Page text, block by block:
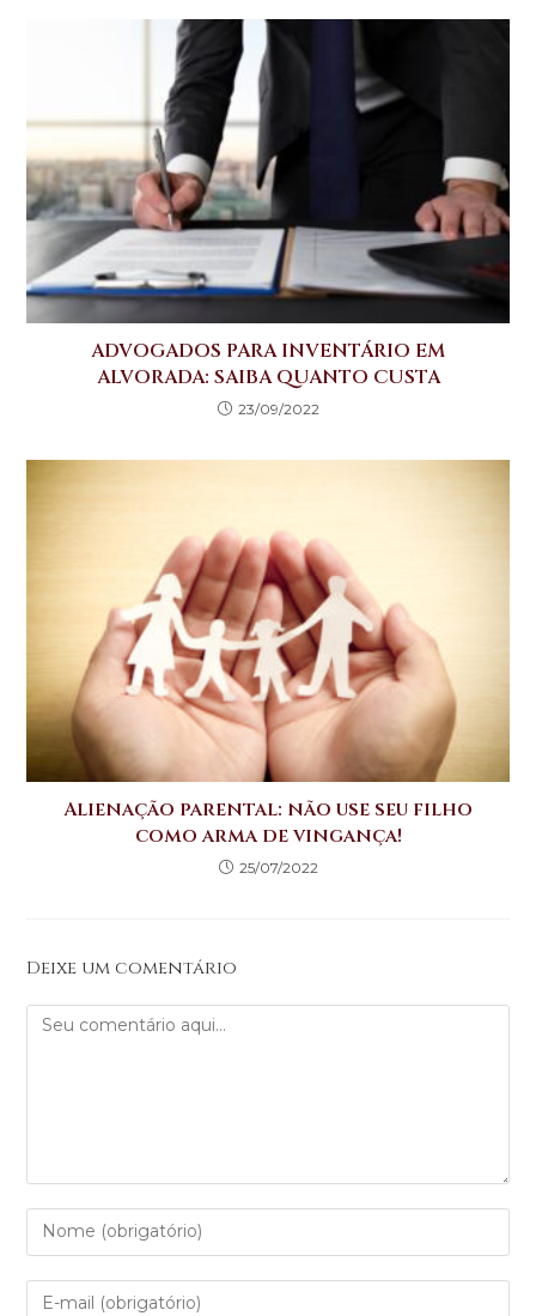
ADVOGADOS PARA INVENTÁRIO EM
ALVORADA: SAIBA QUANTO CUSTA
23/09/2022
Alienação parental: não use seu filho
como arma de vingança!
25/07/2022
Deixe um comentário